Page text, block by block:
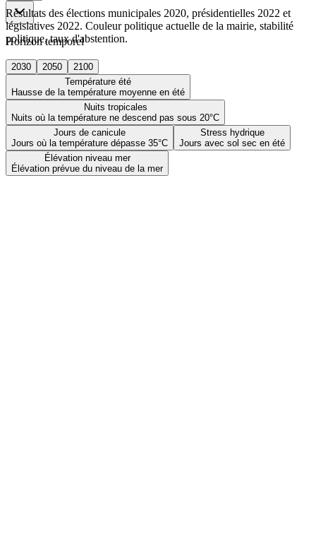
Horizon temporel
2030 2050
2100
Température été
Hausse de la température moyenne en été
Nuits tropicales
Nuits où la température ne descend pas sous 20°C
Jours de canicule
Jours où la température dépasse 35°C
Stress hydrique
Jours avec sol sec en été
Élévation niveau mer
Élévation prévue du niveau de la mer
Résultats des élections municipales 2020, présidentielles 2022 et
législatives 2022. Couleur politique actuelle de la mairie, stabilité
politique, taux d'abstention.